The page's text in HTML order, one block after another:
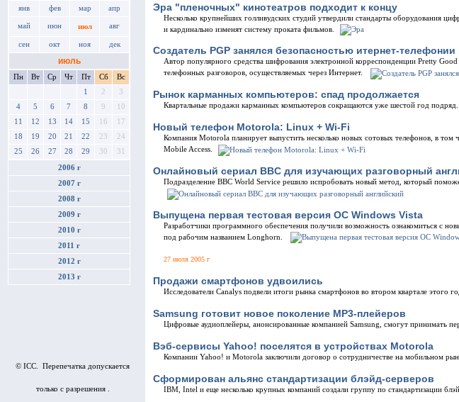
янв фев мар апр
май июн июл авг
сен окт ноя дек
июль
Пн Вт Ср Чт Пт Сб
Вс
1
2
3
4
5 6 7 8 9
10
11
12 13 14 15 16
17
18
19 20 21 22 23
24
25
26 27 28 29 30 31
2006 г
2007 г
2008 г
2009 г
2010 г
2011 г
2012 г
2013 г
© ICC. Перепечатка допускается
только с разрешения .
Эра "пленочных" кинотеатров подходит к концу
Несколько крупнейших голливудских студий утвердили стандарты оборудования
и кардинально изменят систему проката фильмов.
Создатель PGP занялся безопасностью итернет-телефонии
Автор популярного средства шифрования электронной корреспонденции Pretty
телефонных разговоров, осуществляемых через Интернет.
Рынок карманных компьютеров: спад продолжается
Квартальные продажи карманных компьютеров сокращаются уже шестой год подряд.
Новый телефон Motorola: Linux + Wi-Fi
Компания Motorola планирует выпустить несколько новых сотовых телефонов, в
Mobile Access.
Онлайновый сериал BBC для изучающих разговорный
Подразделение BBC World Service решило испробовать новый метод, который
Выпущена первая тестовая версия ОС Windows Vista
Разработчики программного обеспечения получили возможность ознакомиться с
под рабочим названием Longhorn.
27 июля 2005 г
Продажи смартфонов удвоились
Исследователи Canalys подвели итоги рынка смартфонов во втором квартале этого
Samsung готовит новое поколение MP3-плейеров
Цифровые аудиоплейеры, анонсированные компанией Samsung, смогут принимать
Вэб-сервисы Yahoo! поселятся в устройствах Motorola
Компании Yahoo! и Motorola заключили договор о сотрудничестве на мобильном
Сформирован альянс стандартизации блэйд-серверов
IBM, Intel и еще несколько крупных компаний создали группу по стандартизации